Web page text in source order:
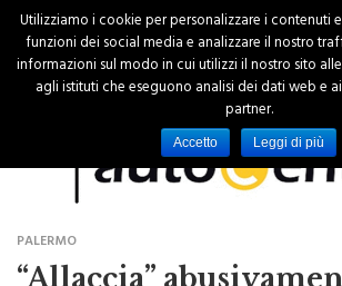
PALERMO
Utilizziamo i cookie per personalizzare i contenuti
funzioni dei social media e analizzare il nostro
informazioni sul modo in cui utilizzi il nostro sito
agli istituti che eseguono analisi dei dati web e
partner.
Accetto Leggi di più